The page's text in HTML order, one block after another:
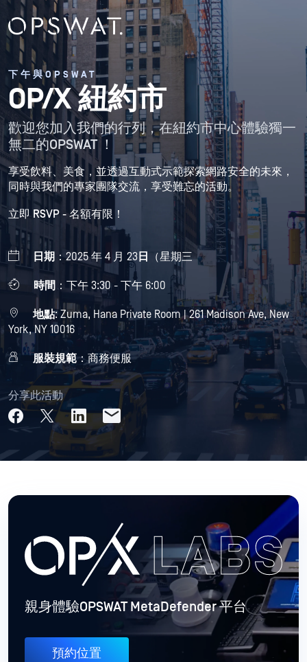
下午與OPSWAT
OP/X 紐約市
歡迎您加入我們的行列，在紐約市中心體驗獨一
無二的OPSWAT ！
享受飲料、美食，並透過互動式示範探索網路安全的未來，
同時與我們的專家團隊交流，享受難忘的活動。
立即 RSVP - 名額有限！
日期 ：2025 年 4 月 23 日 （星期三
時間 ：下午 3:30 - 下午 6:00
地點: Zuma, Hana Private Room | 261 Madison Ave, New
York, NY 10016
服裝規範：商務便服
分享此活動
親身體驗OPSWAT MetaDefender 平台
預約位置